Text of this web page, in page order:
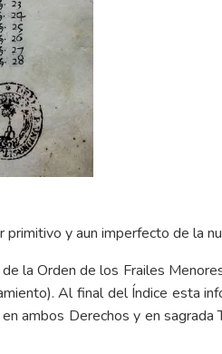
y aun imperfecto de la
la Orden de los Frailes
Al final del Índice esta
ambos Derechos y en